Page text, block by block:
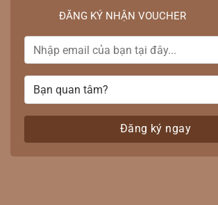
ĐĂNG KÝ NHẬN VOUCHER